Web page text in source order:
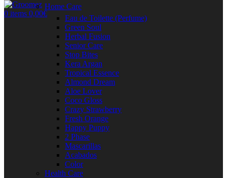
0 items 0,00€
Home Care
Eau de Toilette (Perfume)
Green Soul
Herbal Fusion
Senior Care
Stop Bites
Kera Argan
Tropical Essence
Almond Dream
Aloe Lover
Coco Gloss
Crazy Strawberry
Fresh Orange
Happy Puppy
2 Phase
Mascarillas
Acabados
Color
Health Care